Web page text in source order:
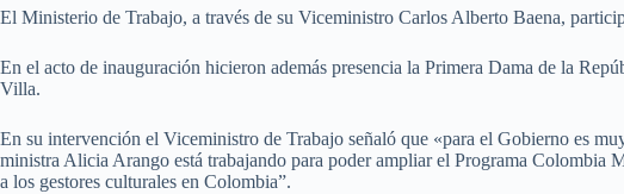
El Ministerio de Trabajo, a través de su Viceministro Carlos Alberto Baena,
En el acto de inauguración hicieron además presencia la Primera Dama de la
Villa.
En su intervención el Viceministro de Trabajo señaló que «para el Gobierno es
ministra Alicia Arango está trabajando para poder ampliar el Programa
a los gestores culturales en Colombia”.